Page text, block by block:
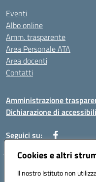
Cookies e altri
Il nostro Istituto non
Eventi
Albo online
Amm. trasparente
Area Personale ATA
Area docenti
Contatti
Amministrazione
Dichiarazione di
Seguici su:
Indirizzo: VIA BRECCIAME, 46
Mail: